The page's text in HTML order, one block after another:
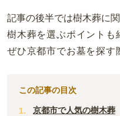
記事の後半では樹木葬に
樹木葬を選ぶポイントも
ぜひ京都市でお墓を探す
この記事の目次
京都市で人気の樹木葬